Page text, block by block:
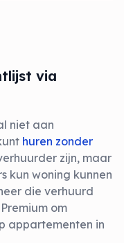
via
niet aan
huren zonder
zijn, maar
kun woning kunnen
die verhuurd
om
appartementen in